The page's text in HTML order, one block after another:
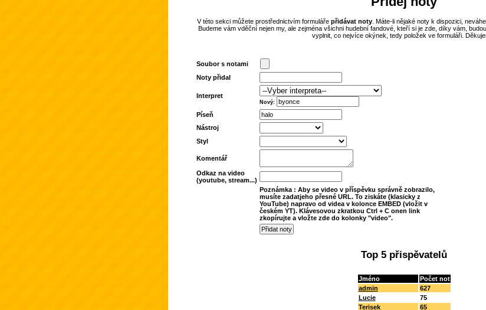
V této sekci můžete prostřednictvím formuláře přidávat noty. Máte-li nějaké noty k dispozici,
Budeme vám vděční nejen my, ale zejména všichni hudební fandové, kteří si je zde, díky vám,
vyplnit, co nejvíce okýnek, tedy položek ve formuláři.
Soubor s notami
Noty přidal
Interpret
Nový:
Píseň
Nástroj
Styl
Komentář
Odkaz na video
(youtube, stream...)
Poznámka : Aby se video v příspěvku správně zobrazilo,
musíte zadatjeho přesné URL. To ziskáte (klasicky z
YouTube) napravo od videa v kolonce EMBED (vložit v
českém YT). Klávesovou zkratkou Ctrl + C onen link
zkopírujte a vložte zde do kolonky "video".
Top 5 přispěvatelů
Jméno
Počet not
admin
627
Lucie
75
Terisek
65